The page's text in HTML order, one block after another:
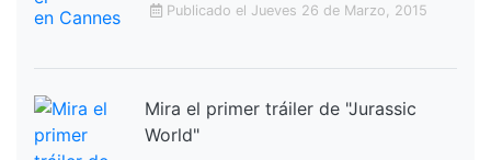
Publicado el Jueves 26 de Marzo, 2015
Mira el primer tráiler de "Jurassic
World"